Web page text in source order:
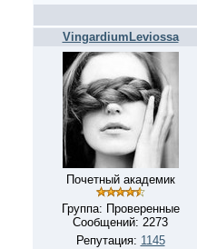
VingardiumLeviossa
Почетный академик
Группа: Проверенные
Сообщений: 2273
Репутация: 1145